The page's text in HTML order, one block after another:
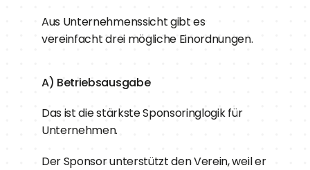
Aus Unternehmenssicht gibt es
vereinfacht drei mögliche Einordnungen.
A) Betriebsausgabe
Das ist die stärkste Sponsoringlogik für
Unternehmen.
Der Sponsor unterstützt den Verein, weil er